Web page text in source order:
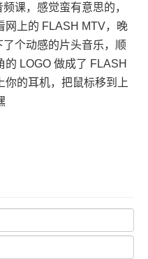
课，感觉蛮有意思的，
网上的 FLASH MTV，晚
了个动感的片头音乐，顺
LOGO 做成了 FLASH
你的耳机，把鼠标移到上